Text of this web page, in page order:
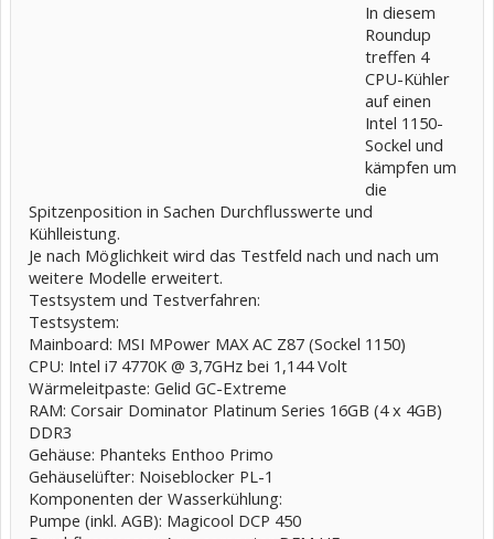
In diesem
Roundup
treffen 4
CPU-Kühler
auf einen
Intel 1150-
Sockel und
kämpfen um
die
Spitzenposition in Sachen Durchflusswerte und
Kühlleistung.
Je nach Möglichkeit wird das Testfeld nach und nach um
weitere Modelle erweitert.
Testsystem und Testverfahren:
Testsystem:
Mainboard: MSI MPower MAX AC Z87 (Sockel 1150)
CPU: Intel i7 4770K @ 3,7GHz bei 1,144 Volt
Wärmeleitpaste: Gelid GC-Extreme
RAM: Corsair Dominator Platinum Series 16GB (4 x 4GB)
DDR3
Gehäuse: Phanteks Enthoo Primo
Gehäuselüfter: Noiseblocker PL-1
Komponenten der Wasserkühlung:
Pumpe (inkl. AGB): Magicool DCP 450